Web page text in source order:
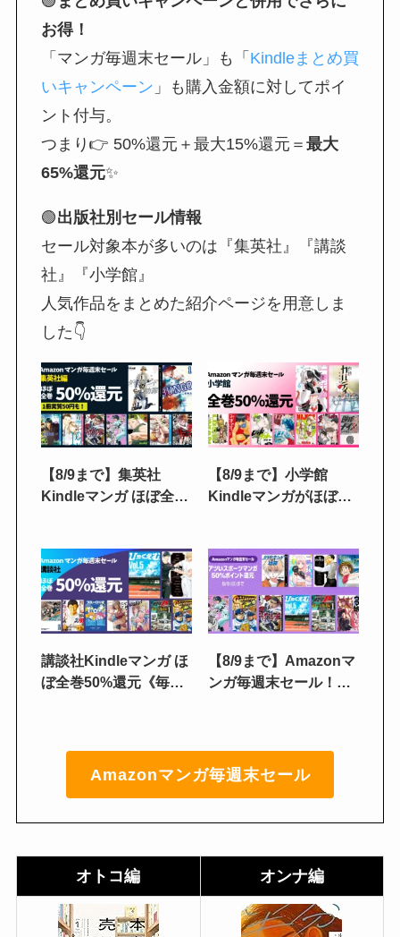
お得！
「マンガ毎週末セール」も「 Kindleまとめ買
いキャンペーン 」も購入金額に対してポイ
ント付与。
つまり👉 50%還元＋最大15%還元＝ 最大
65%還元✨
🟢出版社別セール情報
セール対象本が多いのは『集英社』『講談
社』『小学館』
人気作品をまとめた紹介ページを用意しま
した👇
【8/9まで】集英社
Kindleマンガ ほぼ全巻
BUNGO／ダイヤモン
ドの功罪／ドッグスレ
ッド／忘却バッテリー
【8/9まで】小学館
Kindleマンガがほぼ全
カバディ／MAJOR
2nd／レッドブルー／
逆境ナイン／みずぽろ
講談社Kindleマンガ ほ
ぼ全巻50%還元《毎週
ぶ／グラゼニ／頭文字
【8/9まで】Amazonマ
ンガ毎週末セール！ほ
ク》
Amazonマンガ毎週末セール
オトコ編 オンナ編